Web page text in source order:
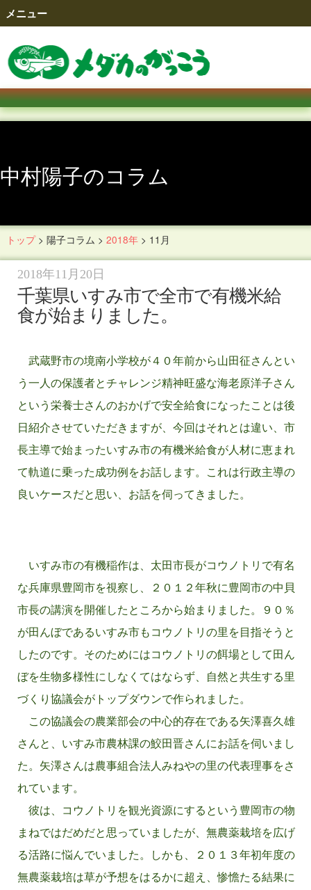
メニュー
中村陽子のコラム
トップ> 陽子コラム > 2018年> 11月
2018年11月20日
千葉県いすみ市で全市で有機米給
食が始まりました。
武蔵野市の境南小学校が４０年前から山田征さんとい
う一人の保護者とチャレンジ精神旺盛な海老原洋子さん
という栄養士さんのおかげで安全給食になったことは後
日紹介させていただきますが、今回はそれとは違い、市
長主導で始まったいすみ市の有機米給食が人材に恵まれ
て軌道に乗った成功例をお話します。これは行政主導の
良いケースだと思い、お話を伺ってきました。
いすみ市の有機稲作は、太田市長がコウノトリで有名
な兵庫県豊岡市を視察し、２０１２年秋に豊岡市の中貝
市長の講演を開催したところから始まりました。９０％
が田んぼであるいすみ市もコウノトリの里を目指そうと
したのです。そのためにはコウノトリの餌場として田ん
ぼを生物多様性にしなくてはならず、自然と共生する里
づくり協議会がトップダウンで作られました。
この協議会の農業部会の中心的存在である矢澤喜久雄
さんと、いすみ市農林課の鮫田晋さんにお話を伺いまし
た。矢澤さんは農事組合法人みねやの里の代表理事をさ
れています。
彼は、コウノトリを観光資源にするという豊岡市の物
まねではだめだと思っていましたが、無農薬栽培を広げ
る活路に悩んでいました。しかも、２０１３年初年度の
無農薬栽培は草が予想をはるかに超え、惨憺たる結果に